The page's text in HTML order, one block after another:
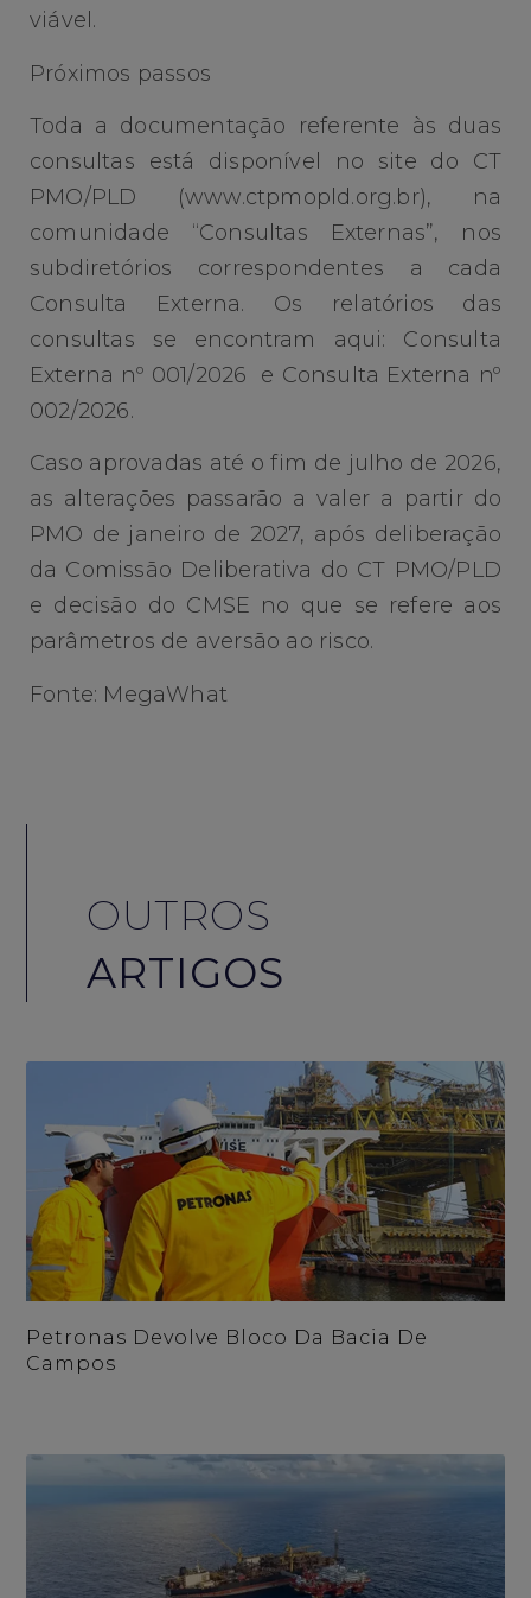
viável.
Próximos passos
Toda a documentação referente às duas
consultas está disponível no site do CT
PMO/PLD (www.ctpmopld.org.br), na
comunidade “Consultas Externas”, nos
subdiretórios correspondentes a cada
Consulta Externa. Os relatórios das
consultas se encontram aqui: Consulta
Externa nº 001/2026 e Consulta Externa nº
002/2026.
Caso aprovadas até o fim de julho de 2026,
as alterações passarão a valer a partir do
PMO de janeiro de 2027, após deliberação
da Comissão Deliberativa do CT PMO/PLD
e decisão do CMSE no que se refere aos
parâmetros de aversão ao risco.
Fonte: MegaWhat
OUTROS
ARTIGOS
Petronas Devolve Bloco Da Bacia De
Campos